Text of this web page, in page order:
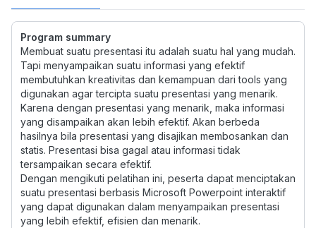
Program summary
Membuat suatu presentasi itu adalah suatu hal yang mudah.
Tapi menyampaikan suatu informasi yang efektif
membutuhkan kreativitas dan kemampuan dari tools yang
digunakan agar tercipta suatu presentasi yang menarik.
Karena dengan presentasi yang menarik, maka informasi
yang disampaikan akan lebih efektif. Akan berbeda
hasilnya bila presentasi yang disajikan membosankan dan
statis. Presentasi bisa gagal atau informasi tidak
tersampaikan secara efektif.
Dengan mengikuti pelatihan ini, peserta dapat menciptakan
suatu presentasi berbasis Microsoft Powerpoint interaktif
yang dapat digunakan dalam menyampaikan presentasi
yang lebih efektif, efisien dan menarik.